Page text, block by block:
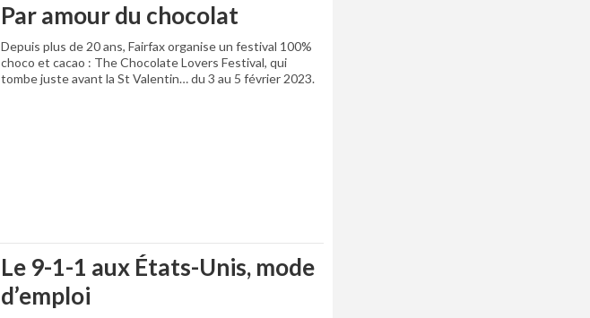
Par amour du chocolat
Depuis plus de 20 ans, Fairfax organise un festival 100%
choco et cacao : The Chocolate Lovers Festival, qui
tombe juste avant la St Valentin… du 3 au 5 février 2023.
Le 9-1-1 aux États-Unis, mode
d’emploi